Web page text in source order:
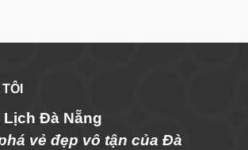
Lịch Đà Nẵng
vẻ đẹp vô tận của Đà